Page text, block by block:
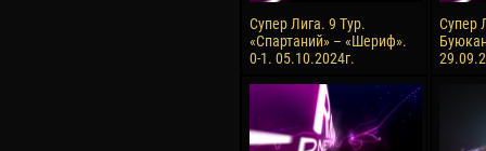
Супер Лига. 9 Тур.
«Спартаний» – «Шериф».
0-1. 05.10.2024г.
Супер